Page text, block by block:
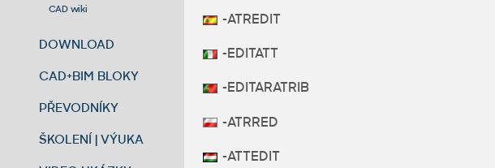
CAD wiki
DOWNLOAD
CAD+BIM BLOKY
PŘEVODNÍKY
ŠKOLENÍ | VÝUKA
-ATREDIT
-EDITATT
-EDITARATRIB
-ATRRED
-ATTEDIT